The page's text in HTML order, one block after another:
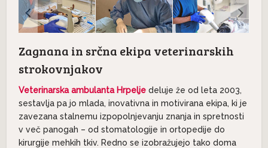
Zagnana in srčna ekipa veterinarskih
strokovnjakov
Veterinarska ambulanta Hrpeljedeluje že od leta 2003,
sestavlja pa jo mlada, inovativna in motivirana ekipa, ki je
zavezana stalnemu izpopolnjevanju znanja in spretnosti
v več panogah – od stomatologije in ortopedije do
kirurgije mehkih tkiv. Redno se izobražujejo tako doma